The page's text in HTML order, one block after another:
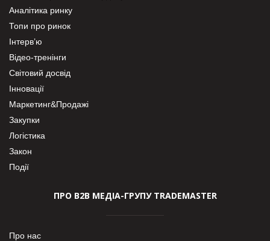
Аналітика ринку
Топи про ринок
Інтерв’ю
Відео-тренінги
Світовий досвід
Інновації
Маркетинг&Продажі
Закупки
Логістика
Закон
Події
ПРО В2В МЕДІА-ГРУПУ TRADEMASTER
Про нас